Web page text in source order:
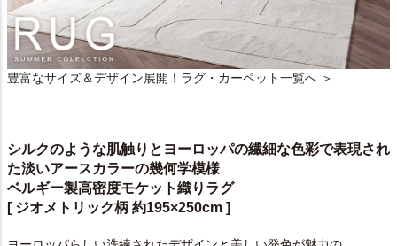
豊富なサイズ＆デザイン展開！ラグ・カーペット一覧へ ＞
シルクのような肌触りとヨーロッパの繊細な色彩で表現され
た淡いアースカラーの幾何学模様
ベルギー製高密度モケット織りラグ
[ ジオメトリック柄 約195×250cm ]